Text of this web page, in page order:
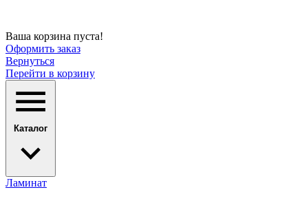
Ваша корзина пуста!
Оформить заказ
Вернуться
Перейти в корзину
Каталог
Ламинат